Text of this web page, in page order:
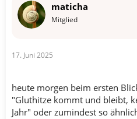
o
:
maticha
Mitglied
17. Juni 2025
heute morgen beim ersten
"Gluthitze kommt und bleibt,
Jahr" oder zumindest so